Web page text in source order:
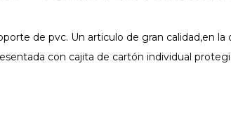
de pvc. Un articulo de gran calidad,en
con cajita de cartón individual